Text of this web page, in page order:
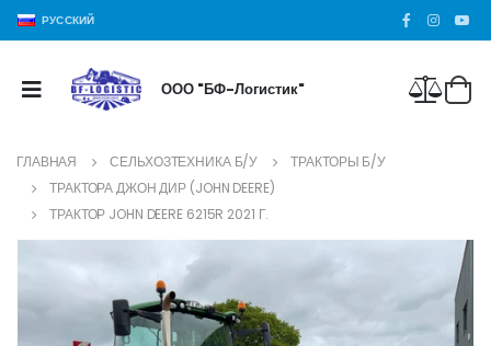
РУССКИЙ
ООО "БФ-Логистик"
ГЛАВНАЯ СЕЛЬХОЗТЕХНИКА Б/У
ТРАКТОРЫ Б/У
ТРАКТОРА ДЖОН ДИР (JOHN DEERE)
ТРАКТОР JOHN DEERE 6215R 2021 Г.